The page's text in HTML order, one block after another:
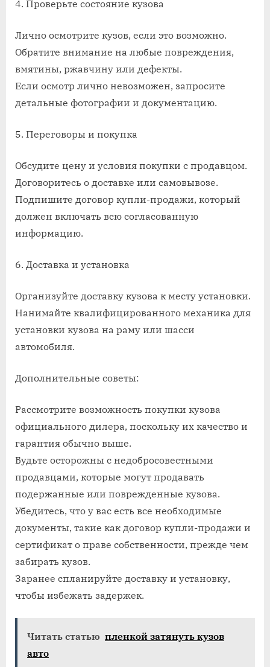
4. Проверьте состояние кузова
Лично осмотрите кузов, если это возможно.
Обратите внимание на любые повреждения,
вмятины, ржавчину или дефекты.
Если осмотр лично невозможен, запросите
детальные фотографии и документацию.
5. Переговоры и покупка
Обсудите цену и условия покупки с продавцом.
Договоритесь о доставке или самовывозе.
Подпишите договор купли-продажи, который
должен включать всю согласованную
информацию.
6. Доставка и установка
Организуйте доставку кузова к месту установки.
Нанимайте квалифицированного механика для
установки кузова на раму или шасси
автомобиля.
Дополнительные советы:
Рассмотрите возможность покупки кузова
официального дилера, поскольку их качество и
гарантия обычно выше.
Будьте осторожны с недобросовестными
продавцами, которые могут продавать
подержанные или поврежденные кузова.
Убедитесь, что у вас есть все необходимые
документы, такие как договор купли-продажи и
сертификат о праве собственности, прежде чем
забирать кузов.
Заранее спланируйте доставку и установку,
чтобы избежать задержек.
Читать статью пленкой затянуть кузов
авто